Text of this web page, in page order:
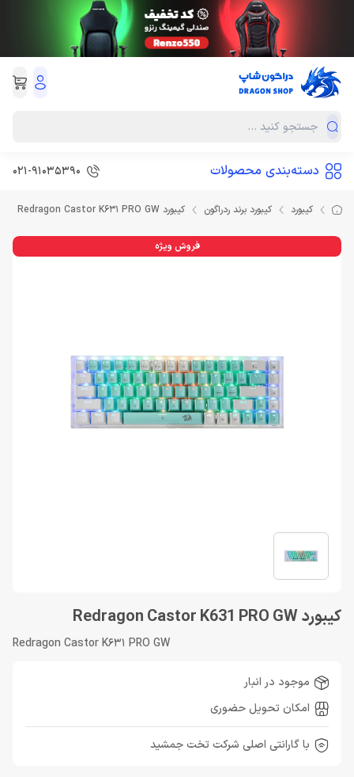
دسته‌بندی محصولات 021-91035390
کیبورد کیبورد برند ردراگون کیبورد Redragon Castor K631 PRO GW
فروش ویژه
کیبورد Redragon Castor K631 PRO GW
Redragon Castor K631 PRO GW
موجود در انبار
امکان تحویل حضوری
با گارانتی اصلی شرکت تخت جمشید